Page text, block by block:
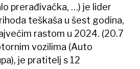
prerađivačka, …) je lider
teškaša u šest godina,
rastom u 2024. (20.7
vozilima (Auto
je pratitelj s 12